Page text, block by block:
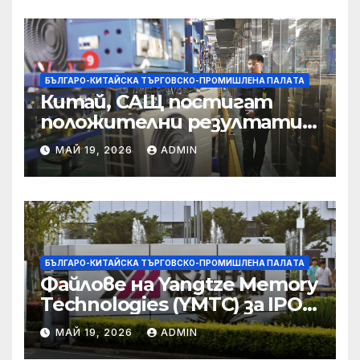
корпоративната
престъпност
БЪЛГАРО-КИТАЙСКА ТЪРГОВСКО-ПРОМИШЛЕНА ПАЛAТА
Китай, САЩ постигат
положителни резултати в
икономическите и
търговски консултации:
министерство
МАЙ 19, 2026 ADMIN
БЪЛГАРО-КИТАЙСКА ТЪРГОВСКО-ПРОМИШЛЕНА ПАЛAТА
Файлове на Yangtze Memory
Technologies (YMTC) за IPO
на STAR Market
МАЙ 19, 2026 ADMIN